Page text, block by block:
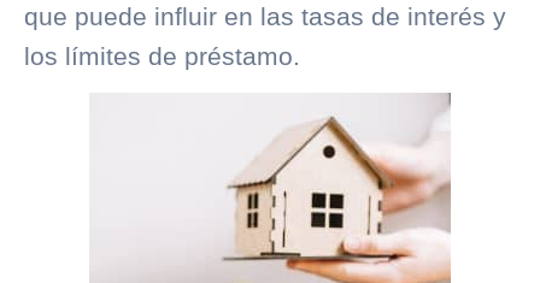
que puede influir en las tasas de interés y
los límites de préstamo.